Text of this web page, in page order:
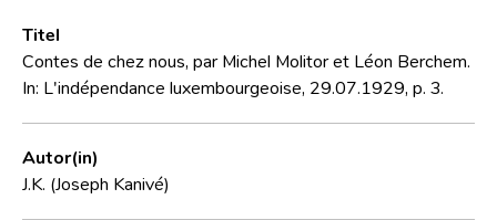
Forschungsgruppe
Kontakt
Titel
Contes de chez nous, par Michel Molitor et Léon Berchem.
In: L'indépendance luxembourgeoise, 29.07.1929, p. 3.
Autor(in)
J.K. (Joseph Kanivé)